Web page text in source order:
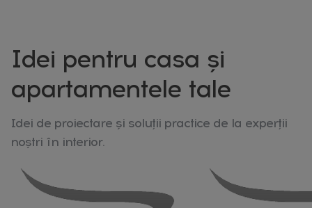
Idei pentru casa și
apartamentele tale
Idei de proiectare și soluții practice de la experții
noștri în interior.